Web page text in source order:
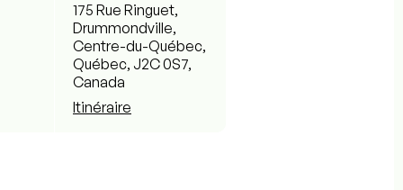
175 Rue Ringuet,
Drummondville,
Centre-du-Québec,
Québec, J2C 0S7,
Canada
Itinéraire